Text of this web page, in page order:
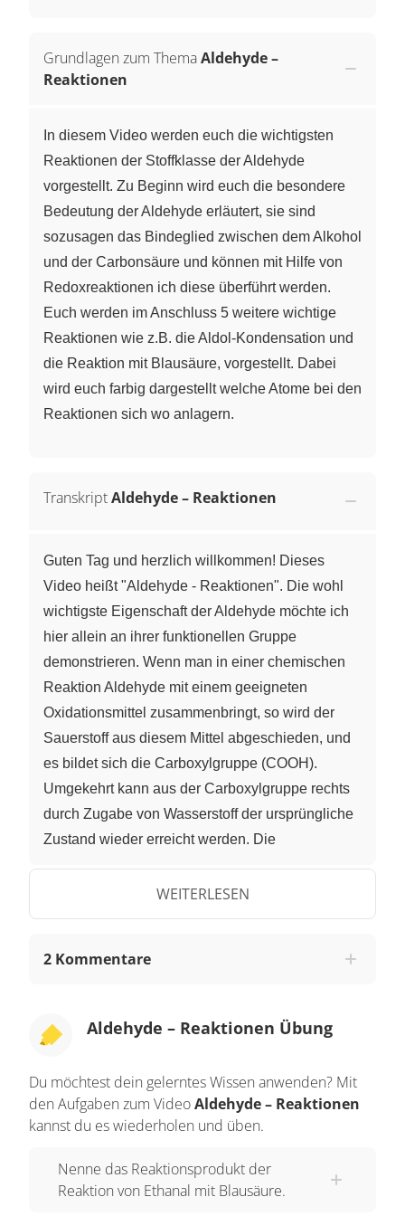
Grundlagen zum ThemaAldehyde –
Reaktionen
In diesem Video werden euch die wichtigsten
Reaktionen der Stoffklasse der Aldehyde
vorgestellt. Zu Beginn wird euch die besondere
Bedeutung der Aldehyde erläutert, sie sind
sozusagen das Bindeglied zwischen dem Alkohol
und der Carbonsäure und können mit Hilfe von
Redoxreaktionen ich diese überführt werden.
Euch werden im Anschluss 5 weitere wichtige
Reaktionen wie z.B. die Aldol-Kondensation und
die Reaktion mit Blausäure, vorgestellt. Dabei
wird euch farbig dargestellt welche Atome bei den
Reaktionen sich wo anlagern.
TranskriptAldehyde – Reaktionen
Guten Tag und herzlich willkommen! Dieses
Video heißt "Aldehyde - Reaktionen". Die wohl
wichtigste Eigenschaft der Aldehyde möchte ich
hier allein an ihrer funktionellen Gruppe
demonstrieren. Wenn man in einer chemischen
Reaktion Aldehyde mit einem geeigneten
Oxidationsmittel zusammenbringt, so wird der
Sauerstoff aus diesem Mittel abgeschieden, und
es bildet sich die Carboxylgruppe (COOH).
Umgekehrt kann aus der Carboxylgruppe rechts
durch Zugabe von Wasserstoff der ursprüngliche
Zustand wieder erreicht werden. Die
Mitte reduziert. Wird diese Reduktion nun weiter
fortgesetzt, so entsteht aus der Aldehydgruppe
Umgekehrt kann die Hydroxylgruppe links durch
wieder in die Aldehydgruppe in der Mitte überführt
werden. In der Mitte handelt es sich um ein
Carbonsäure zu tun und links mit einem Alkohol.
Aldehyde können zu Carbonsäuren oxidiert oder
Oxidation und Reduktion möchte ich noch einige
weitere wichtige Reaktionen für Aldehyde
WEITERLESEN
2 Kommentare
Aldehyde – Reaktionen Übung
Du möchtest dein gelerntes Wissen anwenden? Mit
den Aufgaben zum VideoAldehyde – Reaktionen
kannst du es wiederholen und üben.
Nenne das Reaktionsprodukt der
Reaktion von Ethanal mit Blausäure.